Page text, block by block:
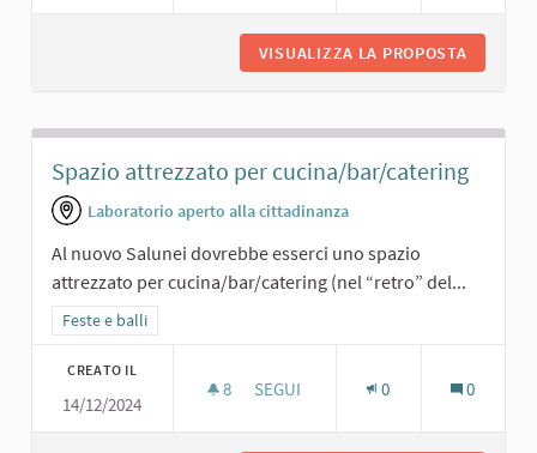
VISUALIZZA LA PROPOSTA
Spazio attrezzato per cucina/bar/catering
Laboratorio aperto alla cittadinanza
Al nuovo Salunei dovrebbe esserci uno spazio
attrezzato per cucina/bar/catering (nel “retro” del...
Filtra i risultati per categoria: Feste e balli
Feste e balli
CREATO IL
14/12/2024
8 8 SOSTENITORI
SEGUI 0 0